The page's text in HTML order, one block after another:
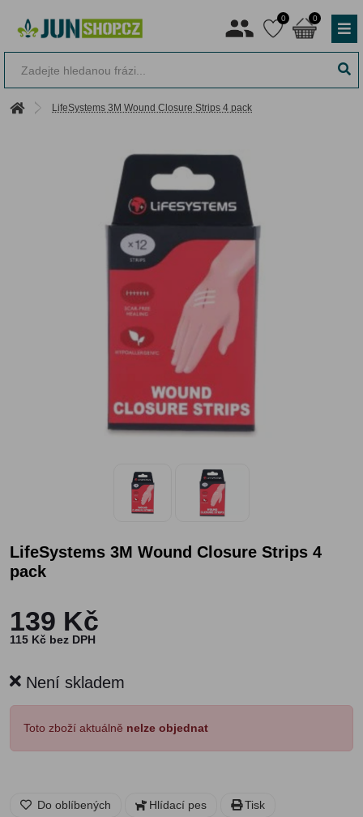
0 0
LifeSystems 3M Wound Closure Strips 4 pack
LifeSystems 3M Wound Closure Strips 4
pack
139 Kč
115 Kč bez DPH
Není skladem
Toto zboží aktuálně nelze objednat
Do oblíbených Hlídací pes Tisk